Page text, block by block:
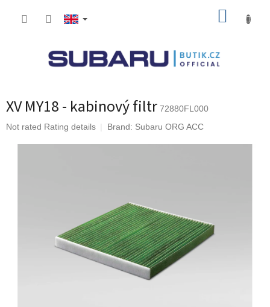
XV MY18 - kabinový filtr 72880FL000
The
Not rated Rating details Brand: Subaru ORG ACC